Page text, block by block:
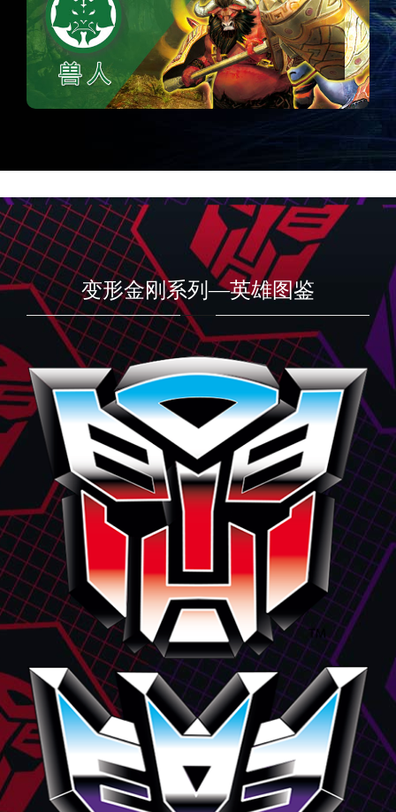
变形金刚系列—英雄图鉴